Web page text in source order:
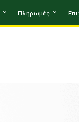
Πληρωμές